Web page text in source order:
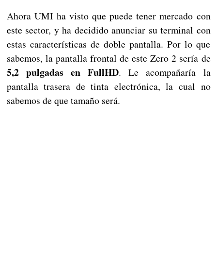
Ahora UMI ha visto que puede tener mercado con
este sector, y ha decidido anunciar su terminal con
estas características de doble pantalla. Por lo que
sabemos, la pantalla frontal de este Zero 2 sería de
5,2 pulgadas en FullHD. Le acompañaría la
pantalla trasera de tinta electrónica, la cual no
sabemos de que tamaño será.